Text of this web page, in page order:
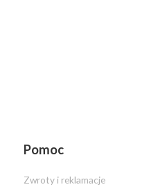
Pomoc
Zwroty i reklamacje